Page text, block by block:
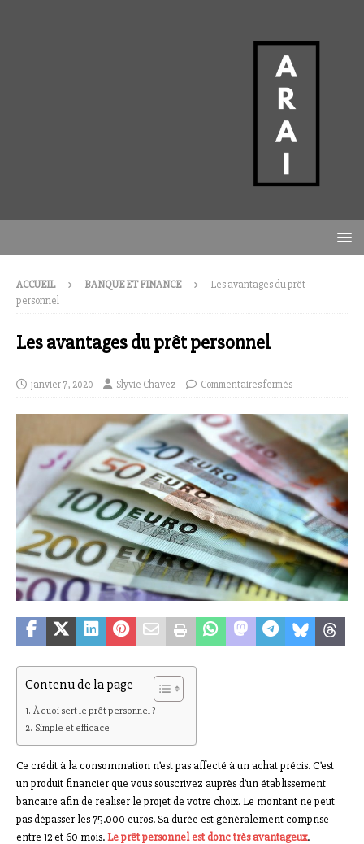
ACCUEIL BANQUE ET FINANCE
Les avantages du prêt
personnel
Les avantages du prêt personnel
janvier 7, 2020 Slyvie Chavez Commentaires fermés
Contenu de la page
À quoi sert le prêt personnel ?
Simple et efficace
Ce crédit à la consommation n’est pas affecté à un achat précis. C’est
un produit financier que vous souscrivez auprès d’un établissement
bancaire afin de réaliser le projet de votre choix. Le montant ne peut
pas dépasser les 75.000 euros. Sa durée est généralement comprise
entre 12 et 60 mois.Le prêt personnel est donc très avantageux.